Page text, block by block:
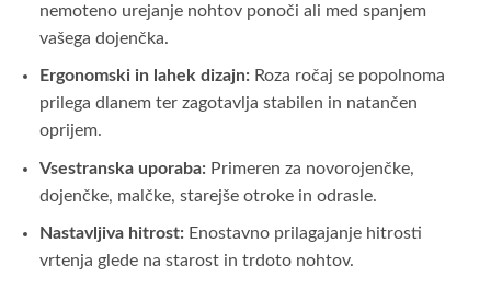
nemoteno urejanje nohtov ponoči ali med spanjem
vašega dojenčka.
Ergonomski in lahek dizajn:Roza ročaj se popolnoma
prilega dlanem ter zagotavlja stabilen in natančen
oprijem.
Vsestranska uporaba:Primeren za novorojenčke,
dojenčke, malčke, starejše otroke in odrasle.
Nastavljiva hitrost:Enostavno prilagajanje hitrosti
vrtenja glede na starost in trdoto nohtov.